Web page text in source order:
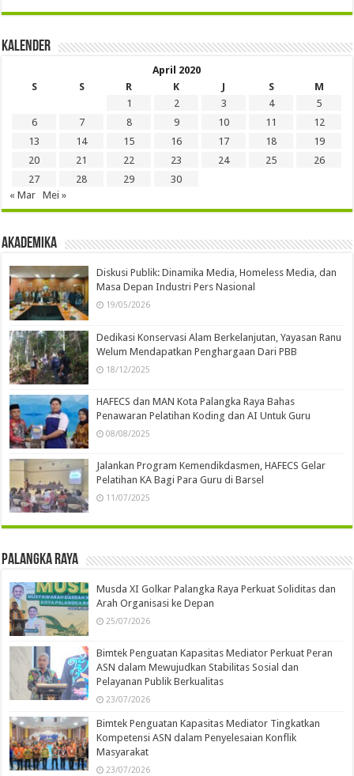
Kalender
April 2020
S
S R K J S
M
1
2 3 4
5
6
7 8 9 10 11
12
13
14 15 16 17 18
19
20
21 22 23 24 25
26
27
28 29
30
« Mar
Mei »
Akademika
Diskusi Publik: Dinamika Media, Homeless Media, dan
Masa Depan Industri Pers Nasional
19/05/2026
Dedikasi Konservasi Alam Berkelanjutan, Yayasan Ranu
Welum Mendapatkan Penghargaan Dari PBB
18/12/2025
HAFECS dan MAN Kota Palangka Raya Bahas
Penawaran Pelatihan Koding dan AI Untuk Guru
08/08/2025
Jalankan Program Kemendikdasmen, HAFECS Gelar
Pelatihan KA Bagi Para Guru di Barsel
11/07/2025
Palangka Raya
Musda XI Golkar Palangka Raya Perkuat Soliditas dan
Arah Organisasi ke Depan
25/07/2026
Bimtek Penguatan Kapasitas Mediator Perkuat Peran
ASN dalam Mewujudkan Stabilitas Sosial dan
Pelayanan Publik Berkualitas
23/07/2026
Bimtek Penguatan Kapasitas Mediator Tingkatkan
Kompetensi ASN dalam Penyelesaian Konflik
Masyarakat
23/07/2026